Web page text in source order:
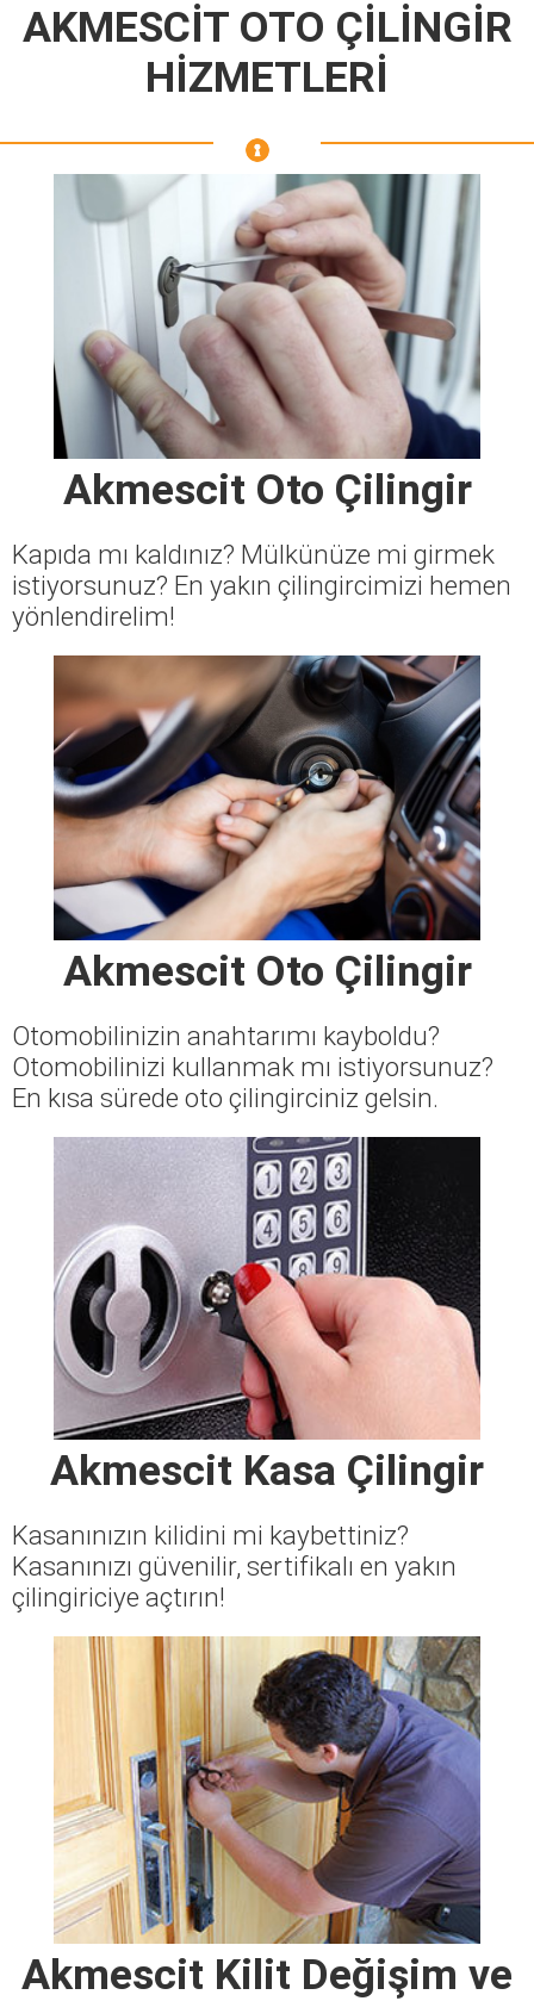
AKMESCİT OTO ÇİLİNGİR
HİZMETLERİ
Akmescit Oto Çilingir
Kapıda mı kaldınız? Mülkünüze mi girmek
istiyorsunuz? En yakın çilingircimizi hemen
yönlendirelim!
Akmescit Oto Çilingir
Otomobilinizin anahtarımı kayboldu?
Otomobilinizi kullanmak mı istiyorsunuz?
En kısa sürede oto çilingirciniz gelsin.
Akmescit Kasa Çilingir
Kasanınızın kilidini mi kaybettiniz?
Kasanınızı güvenilir, sertifikalı en yakın
çilingiriciye açtırın!
Akmescit Kilit Değişim ve